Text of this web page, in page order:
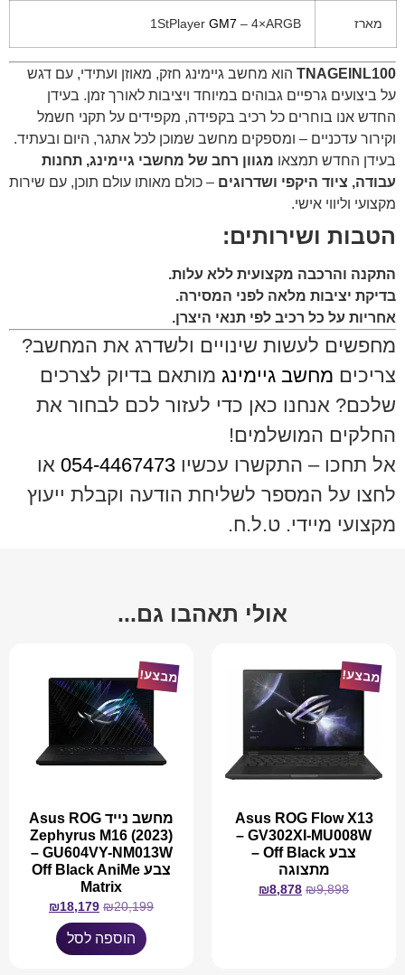
מארז 1StPlayer GM7 – 4×ARGB
TNAGEINL100 הוא מחשב גיימינג חזק, מאוזן ועתידי, עם דגש
על ביצועים גרפיים גבוהים במיוחד ויציבות לאורך זמן. בעידן
החדש אנו בוחרים כל רכיב בקפידה, מקפידים על תקני חשמל
וקירור עדכניים – ומספקים מחשב שמוכן לכל אתגר, היום ובעתיד.
בעידן החדש תמצאו מגוון רחב של מחשבי גיימינג, תחנות
עבודה, ציוד היקפי ושדרוגים – כולם מאותו עולם תוכן, עם שירות
מקצועי וליווי אישי.
הטבות ושירותים:
התקנה והרכבה מקצועית ללא עלות.
בדיקת יציבות מלאה לפני המסירה.
אחריות על כל רכיב לפי תנאי היצרן.
מחפשים לעשות שינויים ולשדרג את המחשב?
צריכים מחשב גיימינג מותאם בדיוק לצרכים
שלכם? אנחנו כאן כדי לעזור לכם לבחור את
החלקים המושלמים!
אל תחכו – התקשרו עכשיו 054-4467473 או
לחצו על המספר לשליחת הודעה וקבלת ייעוץ
מקצועי מיידי. ט.ל.ח.
אולי תאהבו גם...
מבצע!
Asus ROG Flow X13
GV302XI-MU008W –
צבע Off Black –
מתצוגה
₪9,898
₪8,878
מבצע!
מחשב נייד Asus ROG
Zephyrus M16 (2023)
GU604VY-NM013W –
צבע Off Black AniMe
Matrix
₪20,199
₪18,179
הוספה לסל